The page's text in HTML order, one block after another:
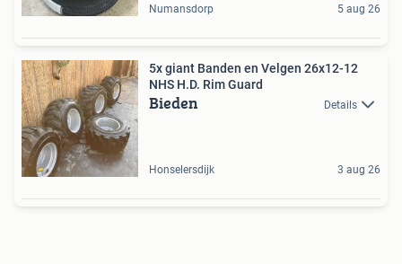
Numansdorp 5 aug 26
5x giant Banden en Velgen 26x12-12
NHS H.D. Rim Guard
Bieden Details
Honselersdijk 3 aug 26